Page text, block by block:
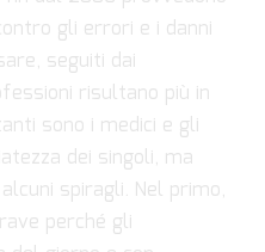
gli errori e i danni
seguiti dai
risultano più in
sono i medici e gli
dei singoli, ma
spiragli. Nel primo,
perché gli